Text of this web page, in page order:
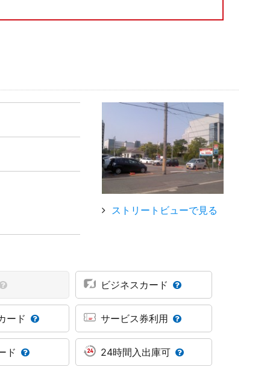
ストリートビューで見る
ビジネスカード
ード サービス券利用
ド 24時間入出庫可